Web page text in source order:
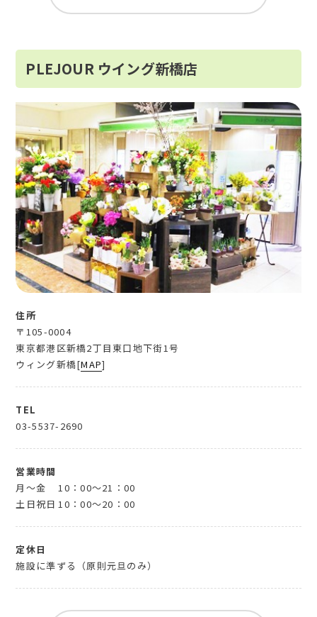
PLEJOUR ウイング新橋店
住所
〒105-0004
東京都港区新橋2丁目東口地下街1号
ウィング新橋[MAP]
TEL
03-5537-2690
営業時間
月～金
10：00～21：00
土日祝日 10：00～20：00
定休日
施設に準ずる（原則元旦のみ）